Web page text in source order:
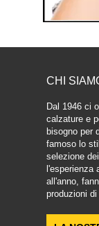
CHI
Dal 1946 ci
calzature e
bisogno per
famoso lo
selezione
l'esperienza
all'anno,
produzioni di